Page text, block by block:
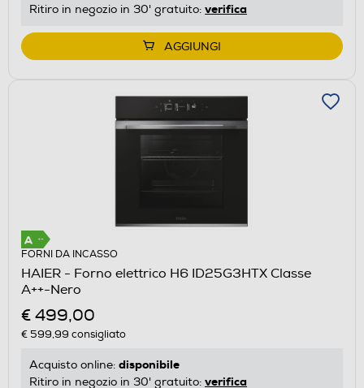
Ritiro in negozio in 30' gratuito: verifica
AGGIUNGI
FORNI DA INCASSO
HAIER - Forno elettrico H6 ID25G3HTX Classe
A++-Nero
€ 499,00
€ 599,99 consigliato
Acquisto online: disponibile
Ritiro in negozio in 30' gratuito: verifica